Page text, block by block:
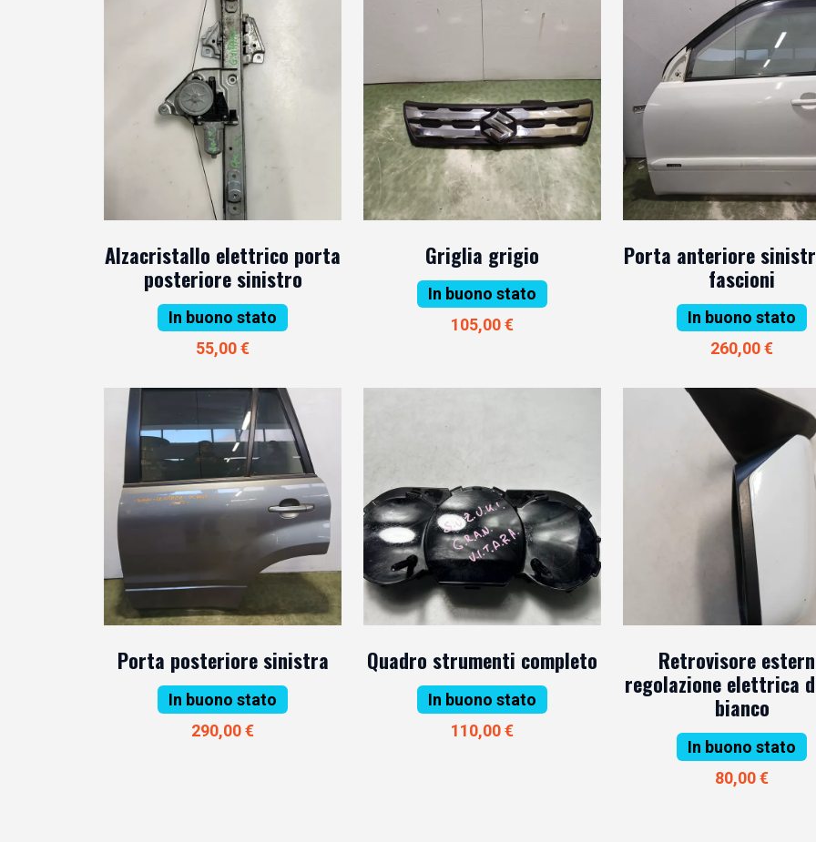
Alzacristallo elettrico porta
posteriore sinistro
In buono stato
55,00 €
Griglia grigio
In buono stato
105,00 €
Porta anteriore
fascioni
In buono stato
260,00 €
Porta posteriore sinistra
In buono stato
290,00 €
Quadro strumenti completo
In buono stato
110,00 €
Retrovisore
regolazione elettrica
bianco
In buono stato
80,00 €